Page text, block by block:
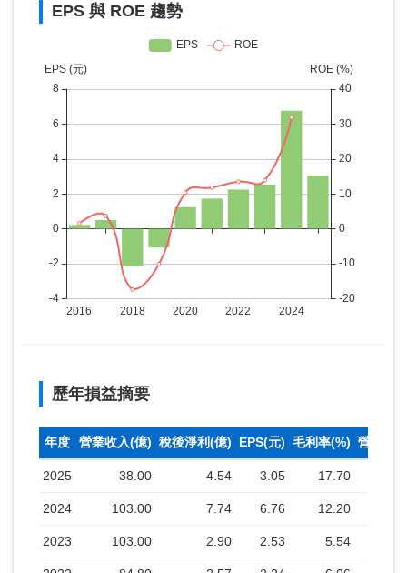
EPS 與 ROE 趨勢
歷年損益摘要
年度 營業收入(億) 稅後淨利(億) EPS(元) 毛利率(%) 營業利
2025 38.00 4.54 3.05 17.70
2024 103.00 7.74 6.76 12.20
2023 103.00 2.90 2.53 5.54